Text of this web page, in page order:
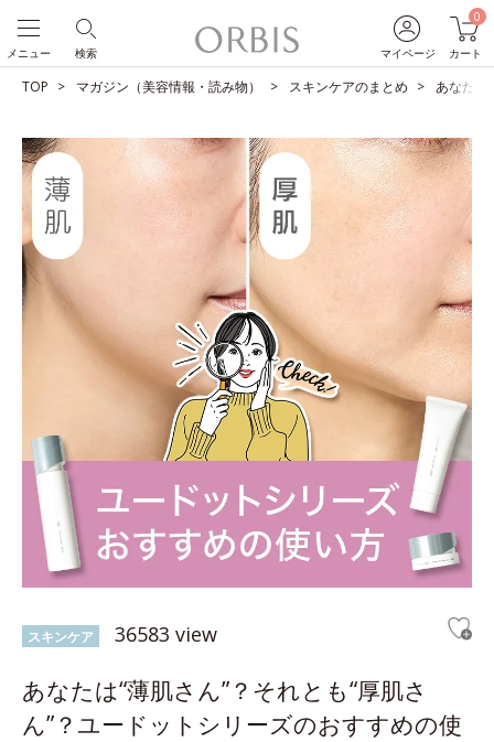
マイページ
0
カート
検索
メニュー
TOP マガジン（美容情報・読み物） スキンケアのまとめ あなたは
スキンケア 36583 view
あなたは“薄肌さん”？それとも“厚肌さ
ん”？ユードットシリーズのおすすめの使